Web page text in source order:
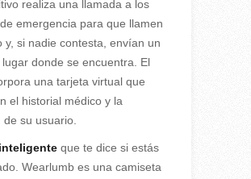
realiza una llamada a los
emergencia para que llamen
y, si nadie contesta, envían un
donde se encuentra. El
una tarjeta virtual que
el historial médico y la
de su usuario.
que te dice si estás
Wearlumb es una camiseta